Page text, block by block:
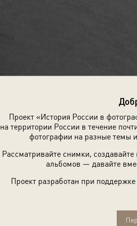
Проект «История России в
на территории России в течение
фотографии на разные темы
Рассматривайте снимки,
альбомов — давайте
Проект разработан при